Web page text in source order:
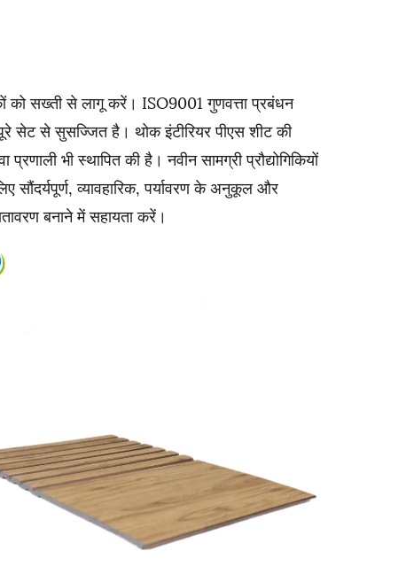
को सख्ती से लागू करें। ISO9001 गुणवत्ता प्रबंधन
सेट से सुसज्जित है। थोक इंटीरियर पीएस शीट की
भी स्थापित की है। नवीन सामग्री प्रौद्योगिकियों
व्यावहारिक, पर्यावरण के अनुकूल और
बनाने में सहायता करें।